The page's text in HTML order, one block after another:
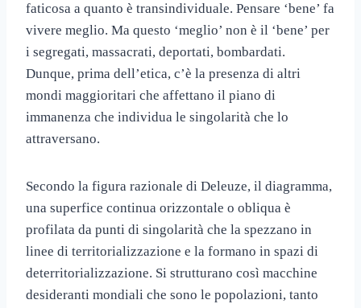
faticosa a quanto è transindividuale. Pensare ‘bene’ fa
vivere meglio. Ma questo ‘meglio’ non è il ‘bene’ per
i segregati, massacrati, deportati, bombardati.
Dunque, prima dell’etica, c’è la presenza di altri
mondi maggioritari che affettano il piano di
immanenza che individua le singolarità che lo
attraversano.
Secondo la figura razionale di Deleuze, il diagramma,
una superfice continua orizzontale o obliqua è
profilata da punti di singolarità che la spezzano in
linee di territorializzazione e la formano in spazi di
deterritorializzazione. Si strutturano così macchine
desideranti mondiali che sono le popolazioni, tanto